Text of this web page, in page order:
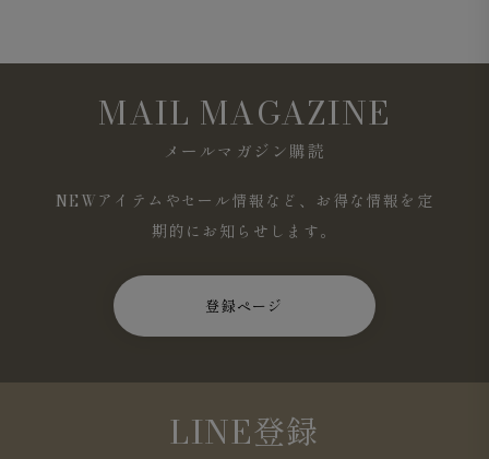
MAIL MAGAZINE
メールマガジン購読
NEWアイテムやセール情報など、お得な情報を定
期的にお知らせします。
登録ページ
LINE登録